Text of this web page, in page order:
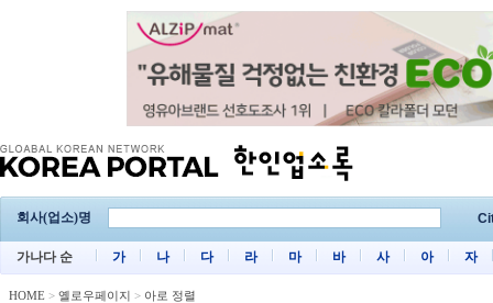
회사(업소)명
가나다 순 가 나 다 라 마 바 사 아 자
HOME > 옐로우페이지 > 아로 정렬